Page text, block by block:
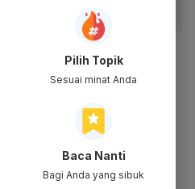
Pilih Topik
Sesuai minat Anda
Baca Nanti
Bagi Anda yang sibuk